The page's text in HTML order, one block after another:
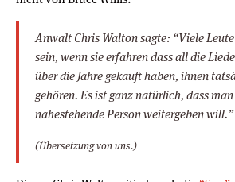
Anwalt Chris Walton sagte: “Viele
sein, wenn sie erfahren dass all die
über die Jahre gekauft haben, ihnen
gehören. Es ist ganz natürlich, dass
nahestehende Person weitergeben will.”
(Übersetzung von uns.)